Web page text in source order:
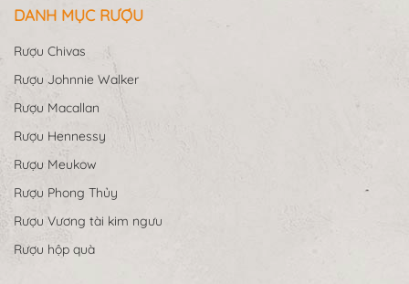
DANH MỤC RƯỢU
Rượu Chivas
Rượu Johnnie Walker
Rượu Macallan
Rượu Hennessy
Rượu Meukow
Rượu Phong Thủy
Rượu Vương tài kim ngưu
Rượu hộp quà